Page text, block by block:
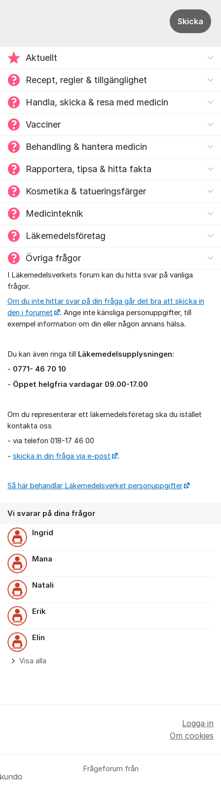
Skicka
Aktuellt
Recept, regler & tillgänglighet
Handla, skicka & resa med medicin
Vacciner
Behandling & hantera medicin
Rapportera, tipsa & hitta fakta
Kosmetika & tatueringsfärger
Medicinteknik
Läkemedelsföretag
Övriga frågor
Om forumet
I Läkemedelsverkets forum kan du hitta svar på vanliga
frågor.
Om du inte hittar svar på din fråga går det bra att skicka in
den i forumet
. Ange inte känsliga personuppgifter, till
exempel information om din eller någon annans hälsa.
Du kan även ringa till Läkemedelsupplysningen:
- 0771- 46 70 10
- Öppet helgfria vardagar 09.00-17.00
Om du representerar ett läkemedelsföretag ska du istället
kontakta oss
- via telefon 018-17 46 00
- skicka in din fråga via e-post .
Så här behandlar Läkemedelsverket personuppgifter
Vi svarar på dina frågor
Ingrid
Mana
Natali
Erik
Elin
Visa alla
Logga in
Om cookies
Frågeforum från